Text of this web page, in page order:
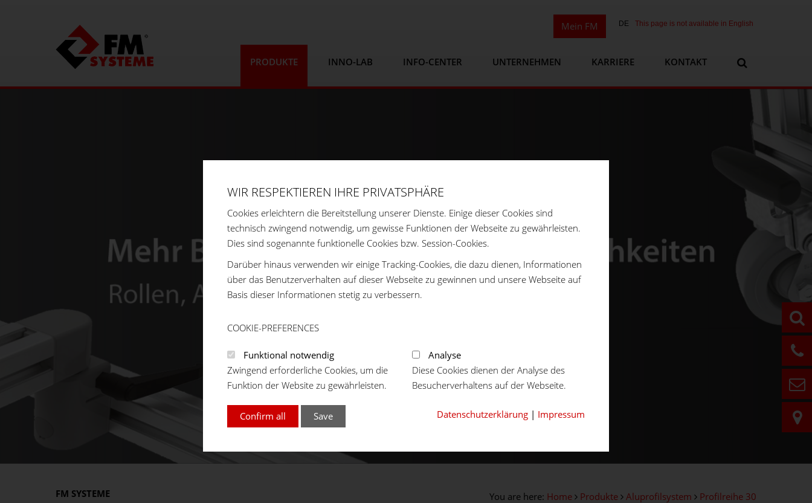
DE This page is not available in English
Mein FM
PRODUKTE INNO-LAB INFO-CENTER UNTERNEHMEN KARRIERE KONTAKT
FM SYSTEME You are here: Home Produkte Aluprofilsystem Profilreihe 30
WIR RESPEKTIEREN IHRE PRIVATSPHÄRE
Cookies erleichtern die Bereitstellung unserer Dienste. Einige dieser Cookies sind
technisch zwingend notwendig, um gewisse Funktionen der Webseite zu gewährleisten.
Dies sind sogenannte funktionelle Cookies bzw. Session-Cookies.
Darüber hinaus verwenden wir einige Tracking-Cookies, die dazu dienen, Informationen
über das Benutzerverhalten auf dieser Webseite zu gewinnen und unsere Webseite auf
Basis dieser Informationen stetig zu verbessern.
COOKIE-PREFERENCES
Funktional notwendig
Zwingend erforderliche Cookies, um die
Funktion der Website zu gewährleisten.
Analyse
Diese Cookies dienen der Analyse des
Besucherverhaltens auf der Webseite.
Confirm all Save Datenschutzerklärung | Impressum